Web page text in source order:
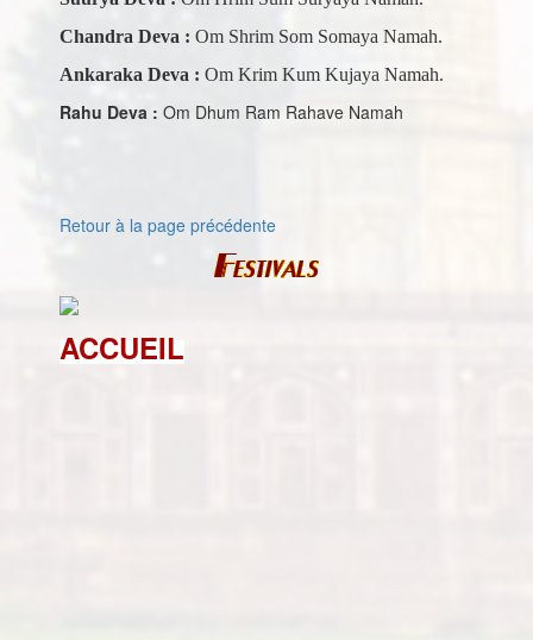
Chandra Deva : Om Shrim Som Somaya Namah.
Ankaraka Deva : Om Krim Kum Kujaya Namah.
Rahu Deva : Om Dhum Ram Rahave Namah
Retour à la page précédente
ACCUEIL